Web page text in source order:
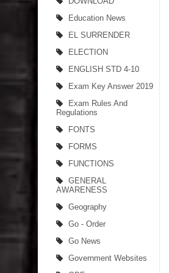
Education News
EL SURRENDER
ELECTION
ENGLISH STD 4-10
Exam Key Answer 2019
Exam Rules And
Regulations
FONTS
FORMS
FUNCTIONS
GENERAL
AWARENESS
Geography
Go - Order
Go News
Government Websites